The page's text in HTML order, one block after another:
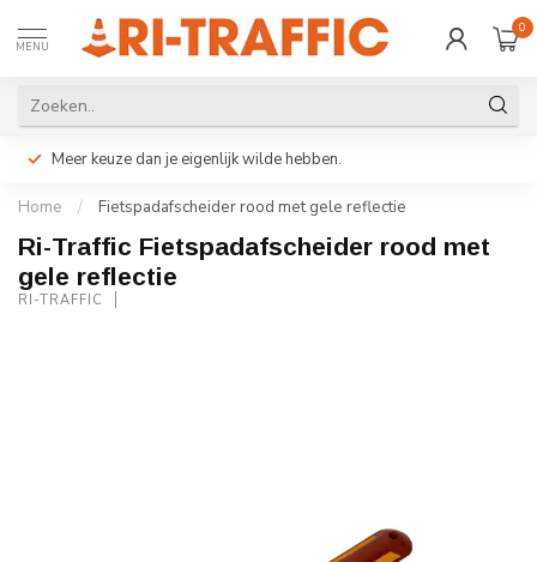
MENU
0
Meer keuze dan je eigenlijk wilde hebben.
Home / Fietspadafscheider rood met gele reflectie
Ri-Traffic Fietspadafscheider rood met
gele reflectie
RI-TRAFFIC